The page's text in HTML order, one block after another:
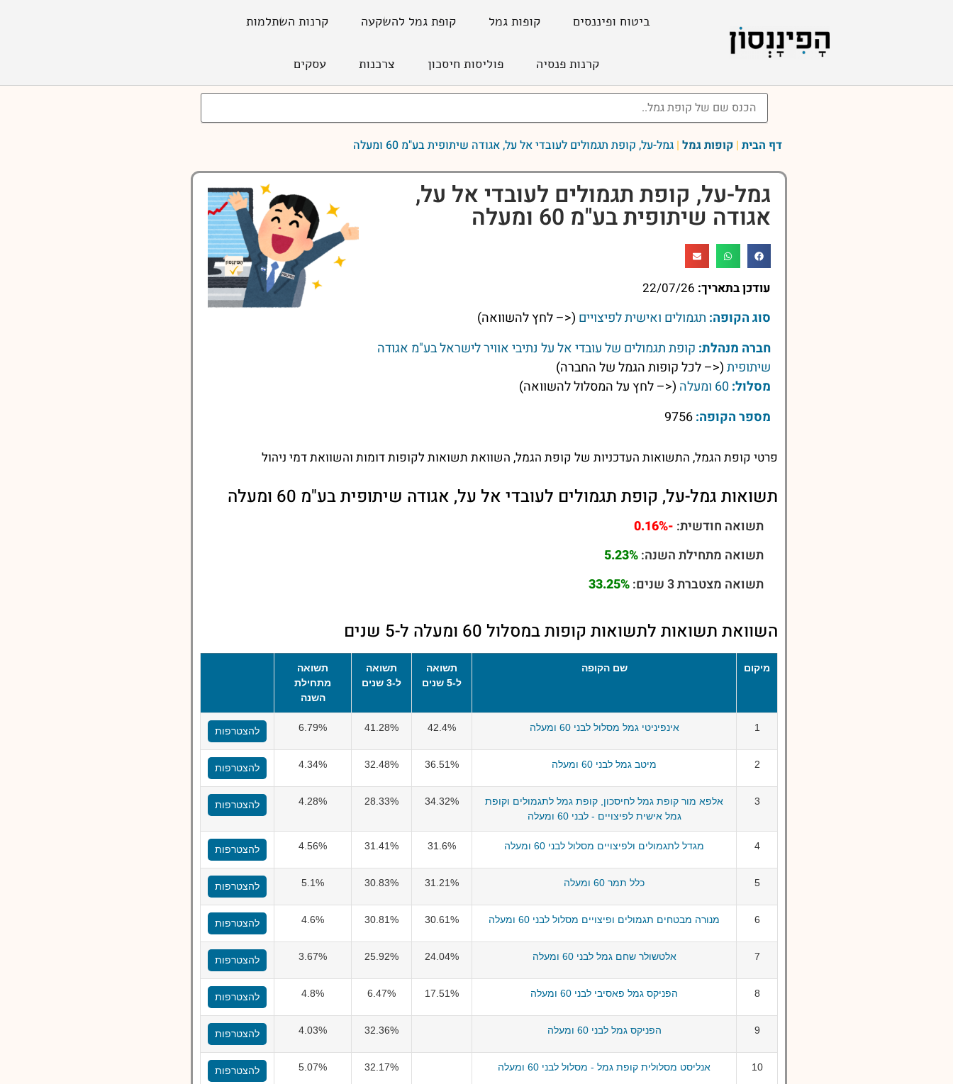
ביטוח ופיננסים קופות גמל קופת גמל להשקעה קרנות השתלמות
קרנות פנסיה פוליסות חיסכון צרכנות עסקים
דף הבית | קופות גמל | גמל-על, קופת תגמולים לעובדי אל על, אגודה שיתופית בע"מ 60 ומעלה
גמל-על, קופת תגמולים לעובדי אל על,
אגודה שיתופית בע"מ 60 ומעלה
עודכן בתאריך: 22/07/26
סוג הקופה: תגמולים ואישית לפיצויים (<– לחץ להשוואה)
חברה מנהלת: קופת תגמולים של עובדי אל על נתיבי אוויר לישראל בע"מ אגודה
שיתופית(<– לכל קופות הגמל של החברה)
מסלול:60 ומעלה
(<– לחץ על המסלול להשוואה)
מספר הקופה:
פרטי קופת הגמל, התשואות העדכניות של קופת הגמל, השוואת תשואות לקופות דומות והשוואת דמי ניהול
תשואות גמל-על, קופת תגמולים לעובדי אל על, אגודה שיתופית בע"מ 60 ומעלה
תשואה חודשית: -0.16%
תשואה מתחילת השנה:5.23%
תשואה מצטברת 3 שנים:
33.25%
השוואת תשואות לתשואות קופות במסלול 60 ומעלה ל-5 שנים
מיקום שם הקופה
תשואה
ל-5 שנים
תשואה
ל-3 שנים
תשואה
מתחילת
השנה
1 אינפיניטי גמל מסלול לבני 60 ומעלה 42.4%
41.28%
6.79% להצטרפות
2 מיטב גמל לבני 60 ומעלה 36.51%
32.48%
4.34% להצטרפות
3
אלפא מור קופת גמל לחיסכון, קופת גמל לתגמולים וקופת
גמל אישית לפיצויים - לבני 60 ומעלה
34.32%
28.33%
4.28% להצטרפות
4 מגדל לתגמולים ולפיצויים מסלול לבני 60 ומעלה 31.6%
31.41%
4.56% להצטרפות
5 כלל תמר 60 ומעלה 31.21%
30.83%
5.1% להצטרפות
6 מנורה מבטחים תגמולים ופיצויים מסלול לבני 60 ומעלה 30.61%
30.81%
4.6% להצטרפות
7 אלטשולר שחם גמל לבני 60 ומעלה 24.04%
25.92%
3.67% להצטרפות
8 הפניקס גמל פאסיבי לבני 60 ומעלה 17.51%
6.47%
4.8% להצטרפות
9 הפניקס גמל לבני 60 ומעלה 32.36%
4.03% להצטרפות
10 אנליסט מסלולית קופת גמל - מסלול לבני 60 ומעלה 32.17%
5.07% להצטרפות